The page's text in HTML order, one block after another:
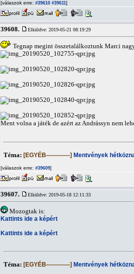
[válaszok erre: #39610 #39611]
39608. Elküldve: 2019-05-21 08:19:29
Tegnap megint összetalálkoztunk Marci
Ment volna a játék de azért az Andrássyn nem
Téma: [EGYÉB------------] Mentvények
[válaszok erre: #39609]
39607. Elküldve: 2019-05-18 12:11:33
Mozogtak is:
Kattints ide a képért
Kattints ide a képért
Téma: [EGYÉB------------] Mentvények